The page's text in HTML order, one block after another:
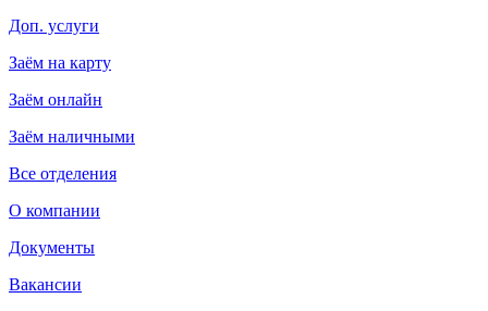
Доп. услуги
Заём на карту
Заём онлайн
Заём наличными
Все отделения
О компании
Документы
Вакансии